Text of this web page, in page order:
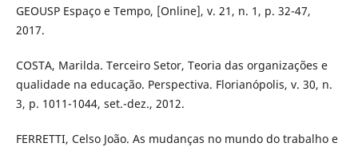
GEOUSP Espaço e Tempo, [Online], v. 21, n. 1, p. 32-47,
2017.
COSTA, Marilda. Terceiro Setor, Teoria das organizações e
qualidade na educação. Perspectiva. Florianópolis, v. 30, n.
3, p. 1011-1044, set.-dez., 2012.
FERRETTI, Celso João. As mudanças no mundo do trabalho e